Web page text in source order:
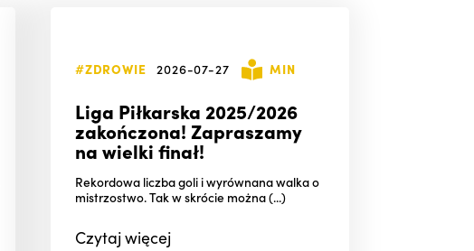
#ZDROWIE 2026-07-27 MIN
Liga Piłkarska 2025/2026
zakończona! Zapraszamy
na wielki finał!
Rekordowa liczba goli i wyrównana walka o
mistrzostwo. Tak w skrócie można (...)
Czytajwięcej